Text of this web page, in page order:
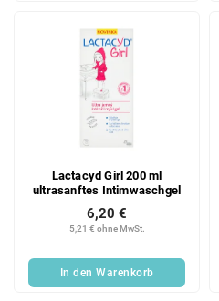
Lactacyd Girl 200 ml
ultrasanftes Intimwaschgel
5,21 € ohne MwSt.
6,20 €
In den Warenkorb